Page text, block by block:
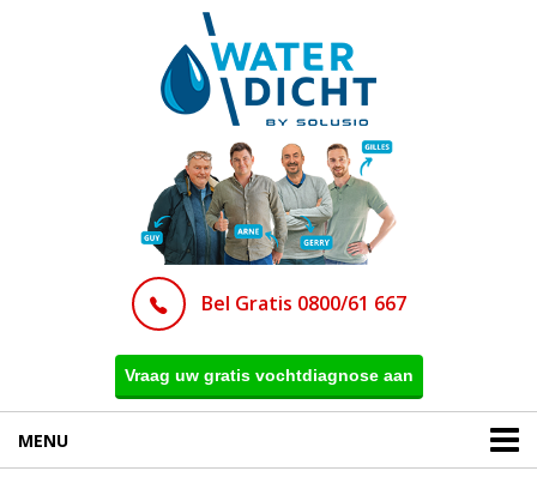
Bel Gratis 0800/61 667
Vraag uw gratis vochtdiagnose aan
MENU